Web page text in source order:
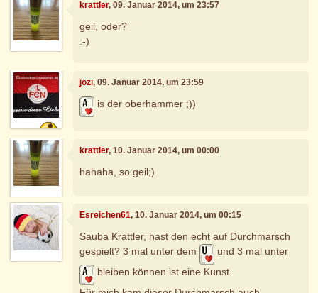
krattler, 09. Januar 2014, um 23:57
geil, oder?
:-)
jozi, 09. Januar 2014, um 23:59
is der oberhammer ;))
krattler, 10. Januar 2014, um 00:00
hahaha, so geil;)
Esreichen61, 10. Januar 2014, um 00:15
Sauba Krattler, hast den echt auf Durchmarsch
gespielt? 3 mal unter dem
und 3 mal unter
bleiben können ist eine Kunst.